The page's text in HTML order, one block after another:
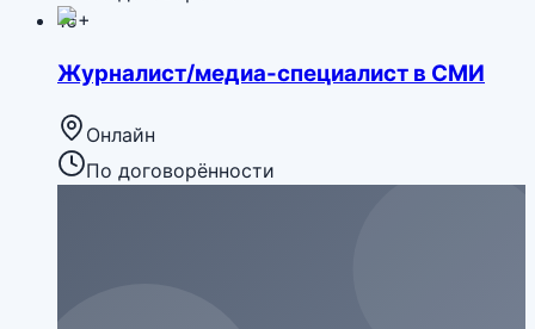
16+
Журналист/медиа-специалист в СМИ
Онлайн
По договорённости